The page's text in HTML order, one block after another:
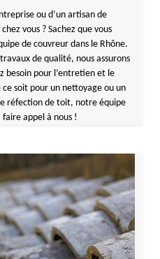
ou d’un artisan de
vous ? Sachez que vous
de couvreur dans le Rhône.
de qualité, nous assurons
besoin pour l’entretien et le
soit pour un nettoyage ou un
réfection de toit, notre équipe
appel à nous !